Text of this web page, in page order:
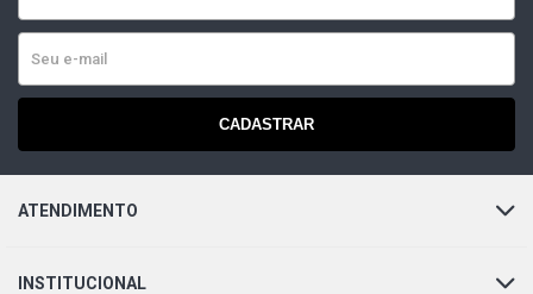
CADASTRAR
ATENDIMENTO
INSTITUCIONAL